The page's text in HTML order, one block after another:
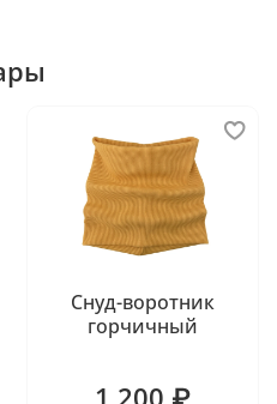
Снуд-воротник
горчичный